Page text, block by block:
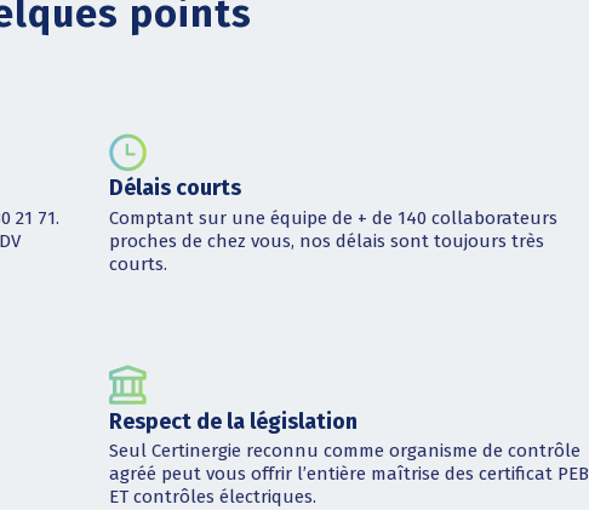
points
21 71.
Délais courts
Comptant sur une équipe de + de 140 collaborateurs
proches de chez vous, nos délais sont toujours très
courts.
Respect de la législation
Seul Certinergie reconnu comme organisme de contrôle
agréé peut vous offrir l’entière maîtrise des certificat PEB
ET contrôles électriques.